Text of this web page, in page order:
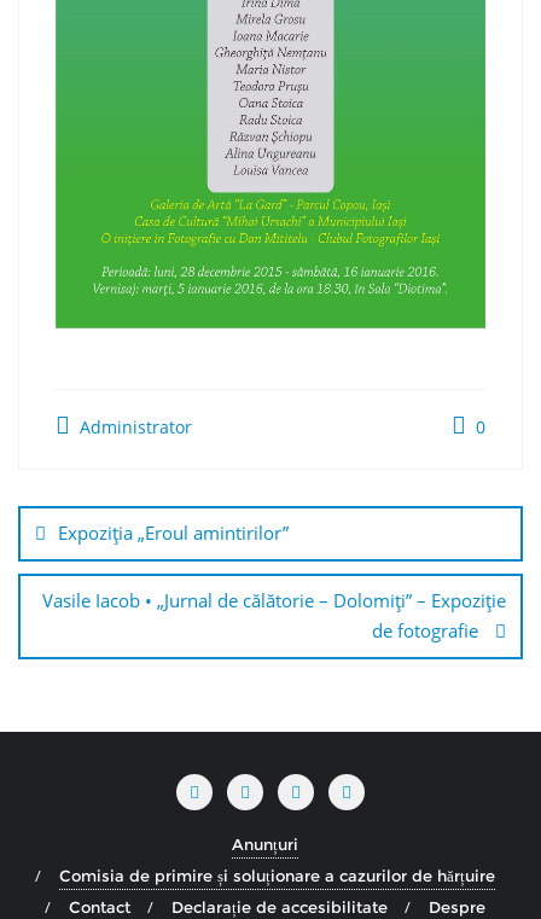
Administrator 0
în
articole
Expoziţia „Eroul amintirilor”
Vasile Iacob • „Jurnal de călătorie – Dolomiţi” – Expoziţie
de fotografie
Anunțuri
Comisia de primire și soluționare a cazurilor de hărțuire
Contact
Declarație de accesibilitate Despre